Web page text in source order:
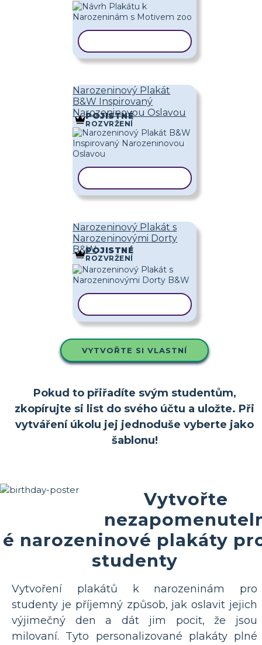
Narozeninový Plakát
B&W Inspirovaný
Narozeninovou Oslavou
POJISTNÉ
ROZVRŽENÍ
Narozeninový Plakát s
Narozeninovými Dorty
B&WPOJISTNÉ
ROZVRŽENÍ
VYTVOŘTE SI VLASTNÍ
Pokud to přiřadíte svým studentům,
zkopírujte si list do svého účtu a uložte. Při
vytváření úkolu jej jednoduše vyberte jako
šablonu!
Vytvořte
é narozeninové plakáty
studenty
Vytvoření plakátů k narozeninám pro
studenty je příjemný způsob, jak oslavit jejich
výjimečný den a dát jim pocit, že jsou
milovaní. Tyto personalizované plakáty plné